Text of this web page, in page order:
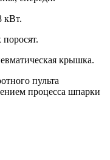
кВт.
крышка.
пульта
процесса шпарки